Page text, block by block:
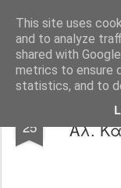
This site uses
and to analyze
shared with
metrics to ensure
statistics, and to
Blog Info
25
Αλ.